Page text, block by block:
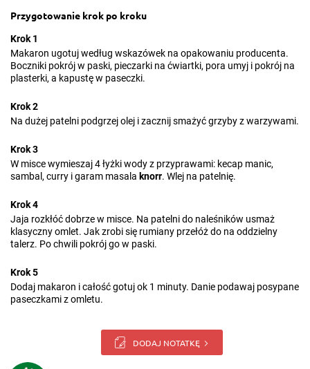
Przygotowanie krok po kroku
Krok 1
Makaron ugotuj według wskazówek na opakowaniu producenta.
Boczniki pokrój w paski, pieczarki na ćwiartki, pora umyj i pokrój na
plasterki, a kapustę w paseczki.
Krok 2
Na dużej patelni podgrzej olej i zacznij smażyć grzyby z warzywami.
Krok 3
W misce wymieszaj 4 łyżki wody z przyprawami: kecap manic,
sambal, curry i garam masala knorr. Wlej na patelnię.
Krok 4
Jaja rozkłóć dobrze w misce. Na patelni do naleśników usmaż
klasyczny omlet. Jak zrobi się rumiany przełóż do na oddzielny
talerz. Po chwili pokrój go w paski.
Krok 5
Dodaj makaron i całość gotuj ok 1 minuty. Danie podawaj posypane
paseczkami z omletu.
DODAJ NOTATKĘ